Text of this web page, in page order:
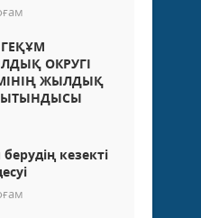
ОКРУГІ
ЖЫЛДЫҚ
берудің кезекті